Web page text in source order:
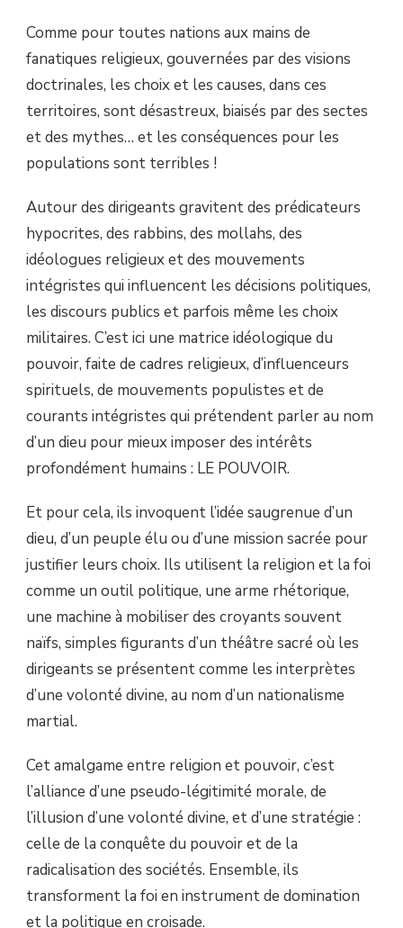
Comme pour toutes nations aux mains de
fanatiques religieux, gouvernées par des visions
doctrinales, les choix et les causes, dans ces
territoires, sont désastreux, biaisés par des sectes
et des mythes… et les conséquences pour les
populations sont terribles !
Autour des dirigeants gravitent des prédicateurs
hypocrites, des rabbins, des mollahs, des
idéologues religieux et des mouvements
intégristes qui influencent les décisions politiques,
les discours publics et parfois même les choix
militaires. C’est ici une matrice idéologique du
pouvoir, faite de cadres religieux, d’influenceurs
spirituels, de mouvements populistes et de
courants intégristes qui prétendent parler au nom
d’un dieu pour mieux imposer des intérêts
profondément humains : LE POUVOIR.
Et pour cela, ils invoquent l’idée saugrenue d’un
dieu, d’un peuple élu ou d’une mission sacrée pour
justifier leurs choix. Ils utilisent la religion et la foi
comme un outil politique, une arme rhétorique,
une machine à mobiliser des croyants souvent
naïfs, simples figurants d’un théâtre sacré où les
dirigeants se présentent comme les interprètes
d’une volonté divine, au nom d’un nationalisme
martial.
Cet amalgame entre religion et pouvoir, c’est
l’alliance d’une pseudo-légitimité morale, de
l’illusion d’une volonté divine, et d’une stratégie :
celle de la conquête du pouvoir et de la
radicalisation des sociétés. Ensemble, ils
transforment la foi en instrument de domination
et la politique en croisade.